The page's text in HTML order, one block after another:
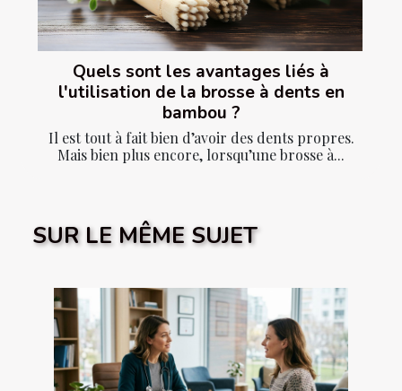
Quels sont les avantages liés à
l'utilisation de la brosse à dents en
bambou ?
Il est tout à fait bien d’avoir des dents propres.
Mais bien plus encore, lorsqu’une brosse à...
SUR LE MÊME SUJET